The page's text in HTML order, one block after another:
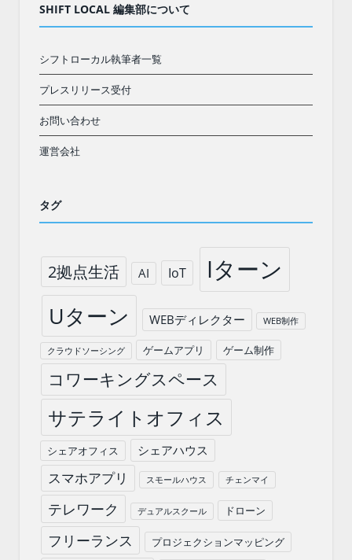
SHIFT LOCAL 編集部について
シフトローカル執筆者一覧
プレスリリース受付
お問い合わせ
運営会社
タグ
2拠点生活 AI IoT Iターン
Uターン WEBディレクター WEB制作
クラウドソーシング ゲームアプリ ゲーム制作
コワーキングスペース
サテライトオフィス
シェアオフィス シェアハウス
スマホアプリ スモールハウス チェンマイ
テレワーク デュアルスクール ドローン
フリーランス プロジェクションマッピング